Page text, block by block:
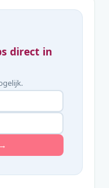
direct in